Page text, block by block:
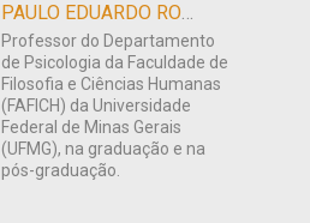
PAULO EDUARDO RODRIGUES ALVES EVANGELISTA
Professor do Departamento
de Psicologia da Faculdade de
Filosofia e Ciências Humanas
(FAFICH) da Universidade
Federal de Minas Gerais
(UFMG), na graduação e na
pós-graduação.